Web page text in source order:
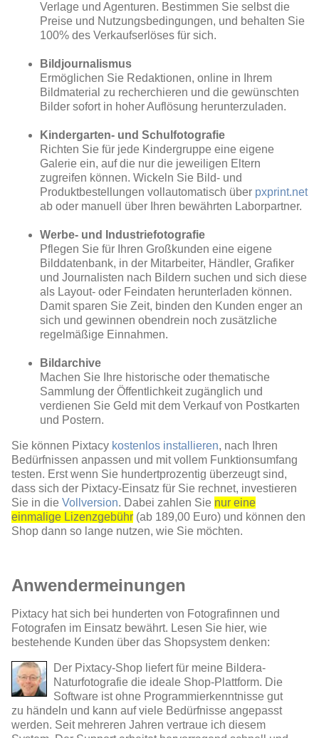
Verlage und Agenturen. Bestimmen Sie selbst die
Preise und Nutzungsbedingungen, und behalten Sie
100% des Verkaufserlöses für sich.
Bildjournalismus
Ermöglichen Sie Redaktionen, online in Ihrem
Bildmaterial zu recherchieren und die gewünschten
Bilder sofort in hoher Auflösung herunterzuladen.
Kindergarten- und Schulfotografie
Richten Sie für jede Kindergruppe eine eigene
Galerie ein, auf die nur die jeweiligen Eltern
zugreifen können. Wickeln Sie Bild- und
Produktbestellungen vollautomatisch über pxprint.net
ab oder manuell über Ihren bewährten Laborpartner.
Werbe- und Industriefotografie
Pflegen Sie für Ihren Großkunden eine eigene
Bilddatenbank, in der Mitarbeiter, Händler, Grafiker
und Journalisten nach Bildern suchen und sich diese
als Layout- oder Feindaten herunterladen können.
Damit sparen Sie Zeit, binden den Kunden enger an
sich und gewinnen obendrein noch zusätzliche
regelmäßige Einnahmen.
Bildarchive
Machen Sie Ihre historische oder thematische
Sammlung der Öffentlichkeit zugänglich und
verdienen Sie Geld mit dem Verkauf von Postkarten
und Postern.
Sie können Pixtacy kostenlos installieren, nach Ihren
Bedürfnissen anpassen und mit vollem Funktionsumfang
testen. Erst wenn Sie hundertprozentig überzeugt sind,
dass sich der Pixtacy-Einsatz für Sie rechnet, investieren
Sie in die Vollversion. Dabei zahlen Sie nur eine
einmalige Lizenzgebühr (ab 189,00 Euro) und können den
Shop dann so lange nutzen, wie Sie möchten.
Anwendermeinungen
Pixtacy hat sich bei hunderten von Fotografinnen und
Fotografen im Einsatz bewährt. Lesen Sie hier, wie
bestehende Kunden über das Shopsystem denken:
Der Pixtacy-Shop liefert für meine Bildera-
Naturfotografie die ideale Shop-Plattform. Die
Software ist ohne Programmierkenntnisse gut
zu händeln und kann auf viele Bedürfnisse angepasst
werden. Seit mehreren Jahren vertraue ich diesem